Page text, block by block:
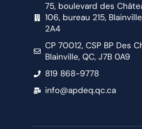
75, boulevard des
106, bureau 215,
2A4
CP 70012, CSP BP Des
Blainville, QC, J7B 0A9
819 868-9778
info@apdeq.qc.ca